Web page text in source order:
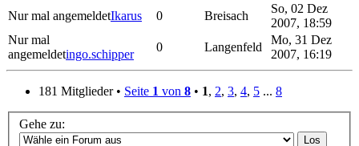
Nur mal angemeldetIkarus 0 Breisach
So, 02 Dez
2007, 18:59
Nur mal
angemeldetingo.schipper
0 Langenfeld
Mo, 31 Dez
2007, 16:19
181 Mitglieder • Seite 1 von 8 • 1, 2, 3, 4, 5 ... 8
Gehe zu: